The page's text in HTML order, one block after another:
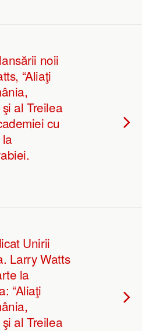
noii
“Aliaţi
al Treilea
cu
Unirii
Larry Watts
la
“Aliaţi
al Treilea